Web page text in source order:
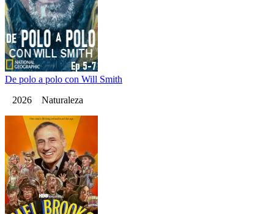
De polo a polo con Will Smith
2026 Naturaleza